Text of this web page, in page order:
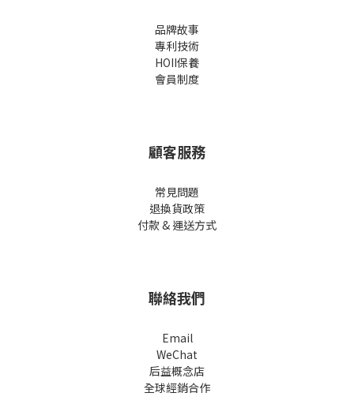
品牌故事
專利技術
HOII保養
會員制度
顧客服務
常見問題
退換貨政策
付款 & 運送方式
聯絡我們
Email
WeChat
后益概念店
全球經銷合作